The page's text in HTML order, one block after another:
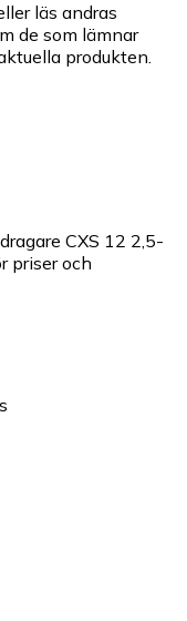
läs andras
de som lämnar
produkten.
CXS 12 2,5-
priser och